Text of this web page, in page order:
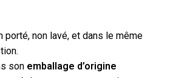
porté, non lavé, et dans le même
son emballage d’origine